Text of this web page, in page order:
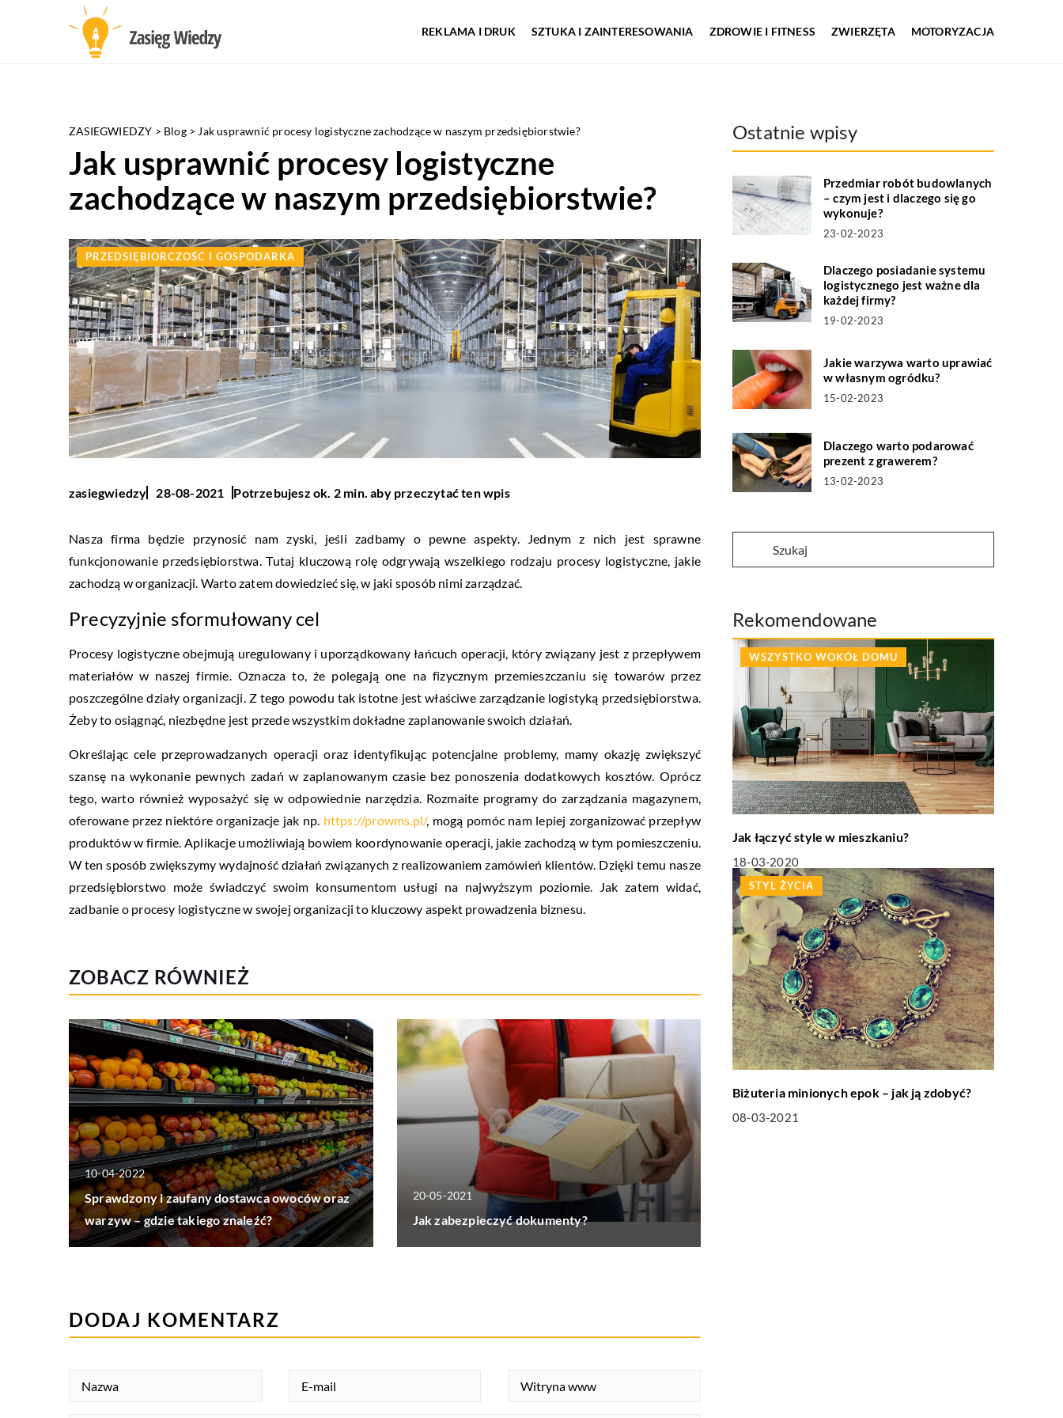
REKLAMA I DRUK SZTUKA I ZAINTERESOWANIA ZDROWIE I FITNESS ZWIERZĘTA MOTORYZACJA
ZASIEGWIEDZY > Blog> Jak usprawnić procesy logistyczne zachodzące w naszym przedsiębiorstwie?
Jak usprawnić procesy logistyczne
zachodzące w naszym przedsiębiorstwie?
PRZEDSIĘBIORCZOŚĆ I GOSPODARKA
zasiegwiedzy 28-08-2021 Potrzebujesz ok. 2 min. aby przeczytać ten wpis
Nasza firma będzie przynosić nam zyski, jeśli zadbamy o pewne aspekty. Jednym z nich jest sprawne
funkcjonowanie przedsiębiorstwa. Tutaj kluczową rolę odgrywają wszelkiego rodzaju procesy logistyczne, jakie
zachodzą w organizacji. Warto zatem dowiedzieć się, w jaki sposób nimi zarządzać.
Precyzyjnie sformułowany cel
Procesy logistyczne obejmują uregulowany i uporządkowany łańcuch operacji, który związany jest z przepływem
materiałów w naszej firmie. Oznacza to, że polegają one na fizycznym przemieszczaniu się towarów przez
poszczególne działy organizacji. Z tego powodu tak istotne jest właściwe zarządzanie logistyką przedsiębiorstwa.
Żeby to osiągnąć, niezbędne jest przede wszystkim dokładne zaplanowanie swoich działań.
Określając cele przeprowadzanych operacji oraz identyfikując potencjalne problemy, mamy okazję zwiększyć
szansę na wykonanie pewnych zadań w zaplanowanym czasie bez ponoszenia dodatkowych kosztów. Oprócz
tego, warto również wyposażyć się w odpowiednie narzędzia. Rozmaite programy do zarządzania magazynem,
oferowane przez niektóre organizacje jak np. https://prowms.pl/, mogą pomóc nam lepiej zorganizować przepływ
produktów w firmie. Aplikacje umożliwiają bowiem koordynowanie operacji, jakie zachodzą w tym pomieszczeniu.
W ten sposób zwiększymy wydajność działań związanych z realizowaniem zamówień klientów. Dzięki temu nasze
przedsiębiorstwo może świadczyć swoim konsumentom usługi na najwyższym poziomie. Jak zatem widać,
zadbanie o procesy logistyczne w swojej organizacji to kluczowy aspekt prowadzenia biznesu.
ZOBACZ RÓWNIEŻ
10-04-2022
Sprawdzony i zaufany dostawca owoców oraz
warzyw – gdzie takiego znaleźć?
20-05-2021
Jak zabezpieczyć dokumenty?
Ostatnie wpisy
Przedmiar robót budowlanych
– czym jest i dlaczego się go
wykonuje?
23-02-2023
Dlaczego posiadanie systemu
logistycznego jest ważne dla
każdej firmy?
19-02-2023
Jakie warzywa warto uprawiać
w własnym ogródku?
15-02-2023
Dlaczego warto podarować
prezent z grawerem?
13-02-2023
Rekomendowane
WSZYSTKO WOKÓŁ DOMU
Jak łączyć style w mieszkaniu?
18-03-2020
STYL ŻYCIA
Biżuteria minionych epok – jak ją zdobyć?
08-03-2021
DODAJ KOMENTARZ